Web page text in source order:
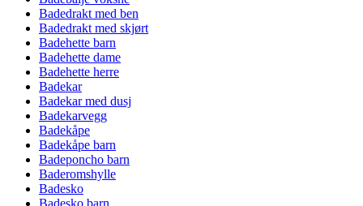
Badedrakt med ben
Badedrakt med skjørt
Badehette barn
Badehette dame
Badehette herre
Badekar
Badekar med dusj
Badekarvegg
Badekåpe
Badekåpe barn
Badeponcho barn
Baderomshylle
Badesko
Badesko barn